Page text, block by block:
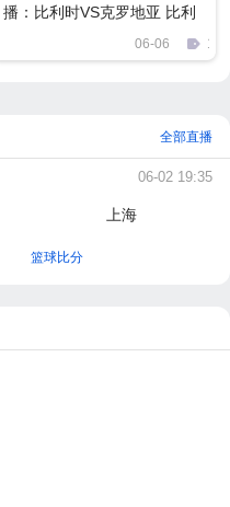
播：比利时VS克罗地亚 比利
06-06
全部直播
06-02 19:35
上海
篮球比分